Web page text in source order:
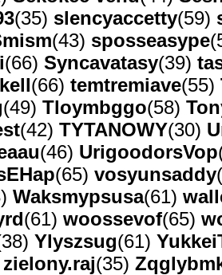
(35) slencyaccetty(59)
(43) sposseasype
(66) Syncavatasy(39)
(66) temtremiave(55)
(49) Tloymbggo(58)
(42) TYTANOWY(30)
(46) UrigoodorsVop
(65) vosyunsaddy
Waksmypsusa(61)
(61) woossevof(65)
Ylyszsug(61)
zielony.raj(35)